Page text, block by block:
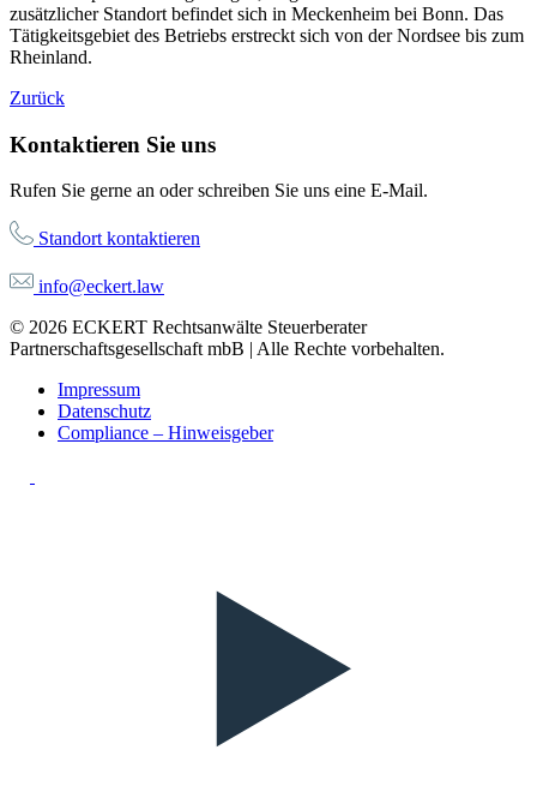
zusätzlicher Standort befindet sich in Meckenheim bei Bonn. Das
Tätigkeitsgebiet des Betriebs erstreckt sich von der Nordsee bis zum
Rheinland.
Zurück
Kontaktieren Sie uns
Rufen Sie gerne an oder schreiben Sie uns eine E-Mail.
Standort kontaktieren
info@eckert.law
© 2026 ECKERT Rechtsanwälte Steuerberater
Partnerschaftsgesellschaft mbB | Alle Rechte vorbehalten.
Impressum
Datenschutz
Compliance – Hinweisgeber